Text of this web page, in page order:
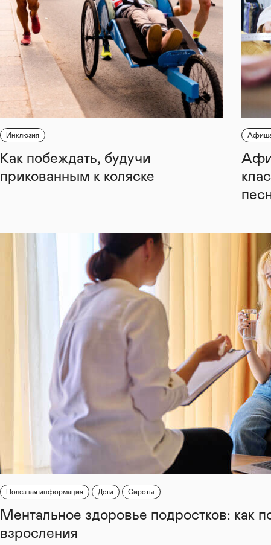
Инклюзия
Как побеждать, будучи
прикованным к коляске
Полезная информация Дети Сироты
Ментальное здоровье подростков: как
взросления